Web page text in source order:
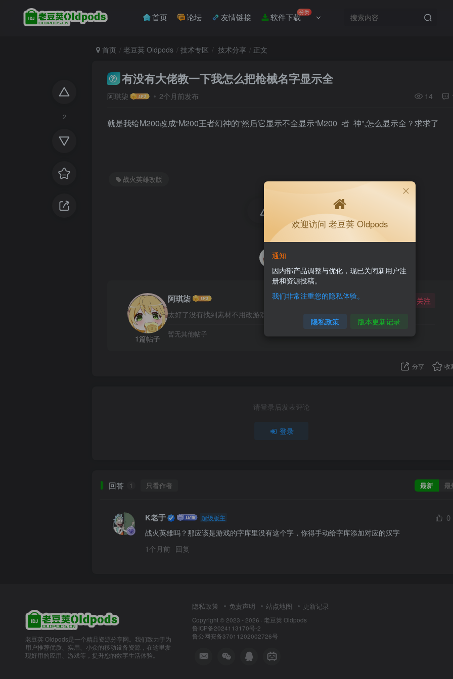
首页 论坛 友情链接 软件下载分类
2
首页 老豆荚 Oldpods 技术专区 技术分享 正文
有没有大佬教一下我怎么把枪械名字显示全
阿琪柒 2个月前发布 14
就是我给M200改成“M200王者幻神的”然后它显示不全显示“M200 者 神”,怎么显示全？求求了
战火英雄改版
2人已评分
1篇帖子
阿琪柒
太好了没有找到素材不用改游戏了
关注
暂无其他帖子
分享 收
请登录后发表评论
登录
回答 1 只看作者 最新 最
K老于 超级版主 0
战火英雄吗？那应该是游戏的字库里没有这个字，你得手动给字库添加对应的汉字
1个月前 回复
老豆荚 Oldpods是一个精品资源分享网。我们致力于为
用户推荐优质、实用、小众的移动设备资源，在这里发
现好用的应用、游戏等，提升您的数字生活体验。
隐私政策 免责声明 站点地图 更新记录
Copyright © 2023 - 2026 · 老豆荚 Oldpods
鲁ICP备2024113170号-2
鲁公网安备37011202002726号
欢迎访问 老豆荚 Oldpods
通知
因内部产品调整与优化，现已关闭新用户注
册和资源投稿。
我们非常注重您的隐私体验。
隐私政策 版本更新记录